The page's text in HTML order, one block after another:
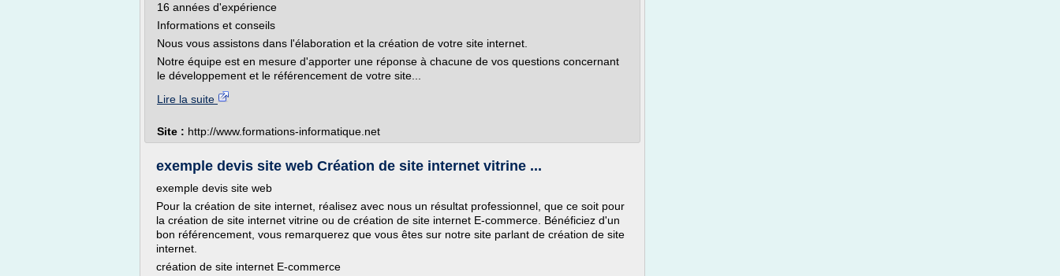
16 années d'expérience
Informations et conseils
Nous vous assistons dans l'élaboration et la création de votre site internet.
Notre équipe est en mesure d'apporter une réponse à chacune de vos questions concernant
le développement et le référencement de votre site...
Lire la suite
Site : http://www.formations-informatique.net
exemple devis site web Création de site internet vitrine ...
exemple devis site web
Pour la création de site internet, réalisez avec nous un résultat professionnel, que ce soit pour
la création de site internet vitrine ou de création de site internet E-commerce. Bénéficiez d'un
bon référencement, vous remarquerez que vous êtes sur notre site parlant de création de site
internet.
création de site internet E-commerce